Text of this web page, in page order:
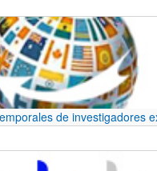
de investigadores